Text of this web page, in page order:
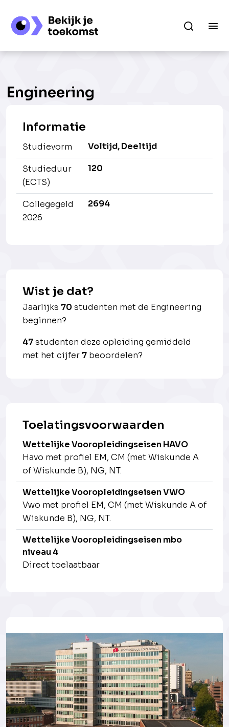
Engineering
Informatie
Studievorm Voltijd, Deeltijd
Studieduur
(ECTS)
120
Collegegeld
2026
2694
Wist je dat?
Jaarlijks 70 studenten met de Engineering
beginnen?
47studenten deze opleiding gemiddeld
met het cijfer 7 beoordelen?
Toelatingsvoorwaarden
Wettelijke Vooropleidingseisen HAVO
Havo met profiel EM, CM (met Wiskunde A
of Wiskunde B), NG, NT.
Wettelijke Vooropleidingseisen VWO
Vwo met profiel EM, CM (met Wiskunde A of
Wiskunde B), NG, NT.
Wettelijke Vooropleidingseisen mbo
niveau 4
Direct toelaatbaar